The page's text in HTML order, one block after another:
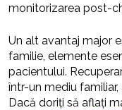
monitorizarea post-
Un alt avantaj major
familie, elemente
pacientului.
într-un mediu
Dacă doriți să aflați